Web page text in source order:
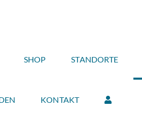
SHOP STANDORTE
KONTAKT